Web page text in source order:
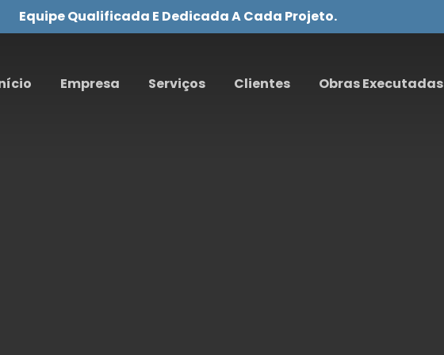
Equipe Qualificada E Dedicada A Cada Projeto.
Empresa Serviços Clientes Obras Executadas